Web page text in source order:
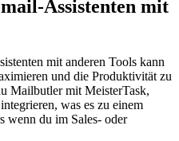
Assistenten mit
mit anderen Tools kann
und die Produktivität zu
Mailbutler mit MeisterTask,
was es zu einem
wenn du im Sales- oder